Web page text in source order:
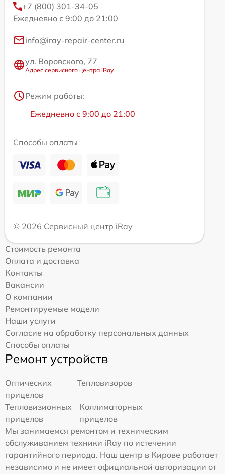
+7 (800) 301-34-05
Ежедневно с 9:00 до 21:00
info@iray-repair-center.ru
ул. Воровского, 77
Адрес сервисного центра iRay
Режим работы:
Ежедневно с 9:00 до 21:00
Способы оплаты
© 2026 Сервисный центр iRay
Стоимость ремонта
Оплата и доставка
Контакты
Вакансии
О компании
Ремонтируемые модели
Наши услуги
Согласие на обработку персональных данных
Способы оплаты
Ремонт устройств
Оптических
прицелов
Тепловизоров
Тепловизионных
прицелов
Коллиматорных
прицелов
Мы занимаемся ремонтом и техническим
обслуживанием техники iRay по истечении
гарантийного периода. Наш центр в Кирове работает
независимо и не имеет официальной авторизации от